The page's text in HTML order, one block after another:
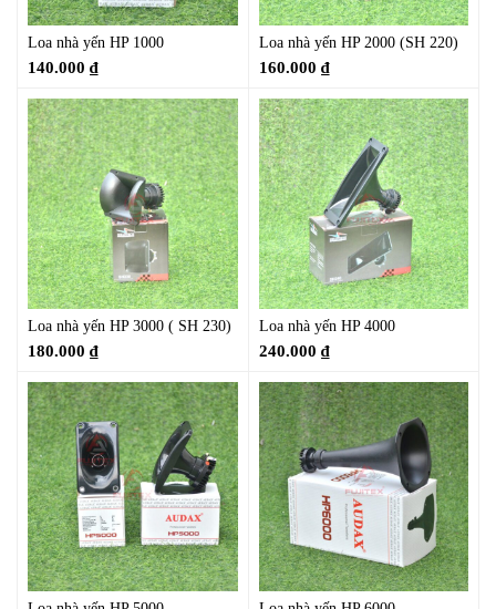
Loa nhà yến HP 1000
140.000 ₫
Loa nhà yến HP 2000 (SH 220)
160.000 ₫
Loa nhà yến HP 3000 ( SH 230)
180.000 ₫
Loa nhà yến HP 4000
240.000 ₫